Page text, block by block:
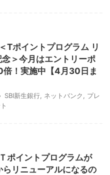
Tポイントプログラム リ
＞今月はエントリーポ
倍！実施中【4月30日ま
SBI新生銀行 ネットバンク
プレ
ポイントプログラムが
リニューアルになるの